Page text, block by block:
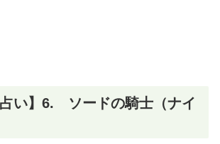
占い】6. ソードの騎士（ナイ